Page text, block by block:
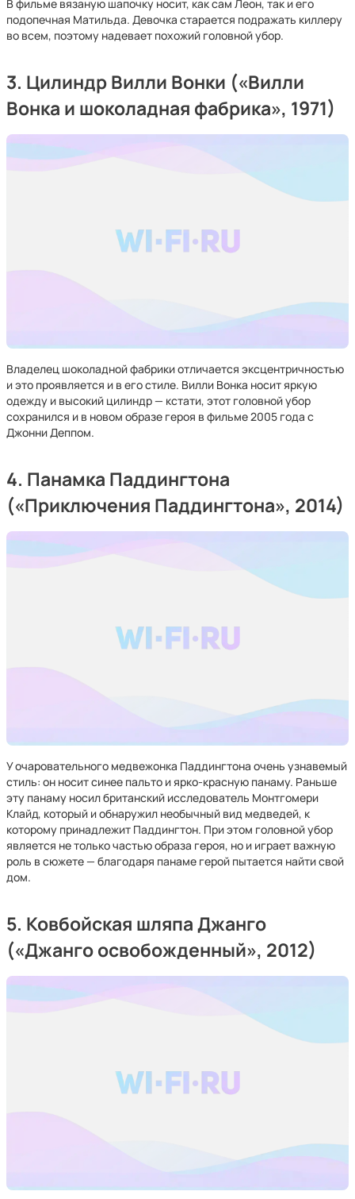
В фильме вязаную шапочку носит, как сам Леон, так и его
подопечная Матильда. Девочка старается подражать киллеру
во всем, поэтому надевает похожий головной убор.
3. Цилиндр Вилли Вонки («Вилли
Вонка и шоколадная фабрика», 1971)
Владелец шоколадной фабрики отличается эксцентричностью
и это проявляется и в его стиле. Вилли Вонка носит яркую
одежду и высокий цилиндр — кстати, этот головной убор
сохранился и в новом образе героя в фильме 2005 года с
Джонни Деппом.
4. Панамка Паддингтона
(«Приключения Паддингтона», 2014)
У очаровательного медвежонка Паддингтона очень узнавемый
стиль: он носит синее пальто и ярко-красную панаму. Раньше
эту панаму носил британский исследователь Монтгомери
Клайд, который и обнаружил необычный вид медведей, к
которому принадлежит Паддингтон. При этом головной убор
является не только частью образа героя, но и играет важную
роль в сюжете — благодаря панаме герой пытается найти свой
дом.
5. Ковбойская шляпа Джанго
(«Джанго освобожденный», 2012)